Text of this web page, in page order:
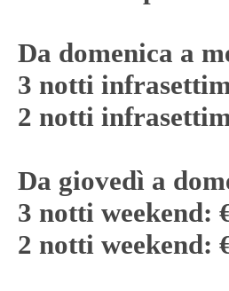
Da domenica a
3 notti
2 notti
Da giovedì a
3 notti weekend:
2 notti weekend: